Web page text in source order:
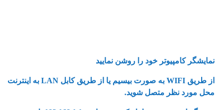
نمایشگر کامپیوتر خود را روشن نمایید
از طریق WIFI به صورت بیسیم یا از طریق کابل LAN به اینترنت
محل مورد نظر متصل شوید.